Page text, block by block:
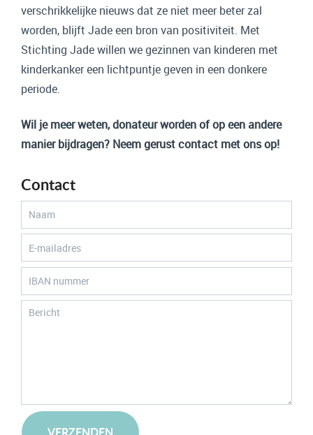
verschrikkelijke nieuws dat ze niet meer beter zal
worden, blijft Jade een bron van positiviteit. Met
Stichting Jade willen we gezinnen van kinderen met
kinderkanker een lichtpuntje geven in een donkere
periode.
Wil je meer weten, donateur worden of op een andere
manier bijdragen? Neem gerust contact met ons op!
Contact
VERZENDEN